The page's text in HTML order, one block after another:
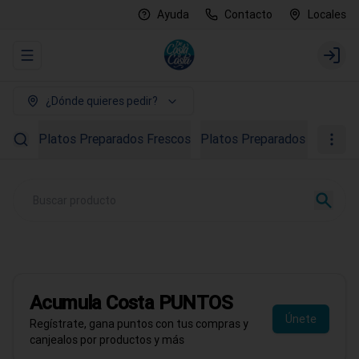
Ayuda Contacto Locales
Abrir menu de navegación Login
¿Dónde quieres pedir?
Platos Preparados Frescos Platos Preparados
Pedir ahora
Acumula Costa PUNTOS
Regístrate, gana puntos con tus compras y
canjealos por productos y más
Únete